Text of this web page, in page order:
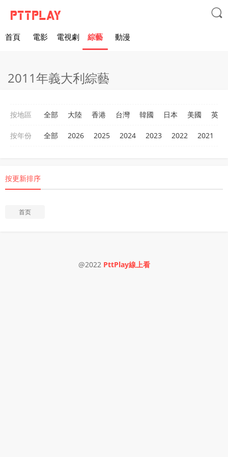

首頁 電影 電視劇 綜藝 動漫
2011年義大利綜藝
按地區 全部 大陸 香港 台灣 韓國 日本 美國 英國
按年份 全部 2026 2025 2024 2023 2022 2021
按更新排序
首页
@2022 PttPlay線上看